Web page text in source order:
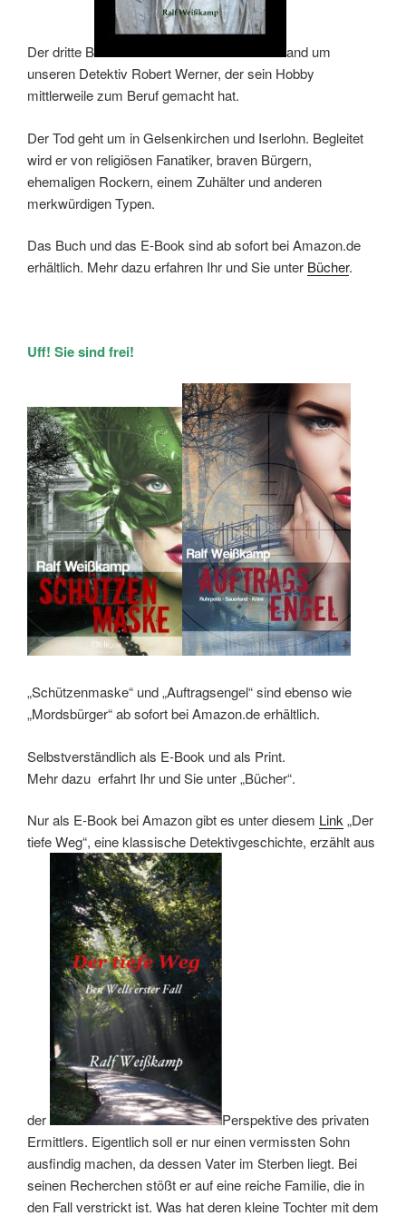
Der dritte B
and um
unseren Detektiv Robert Werner, der sein Hobby
mittlerweile zum Beruf gemacht hat.
Der Tod geht um in Gelsenkirchen und Iserlohn. Begleitet
wird er von religiösen Fanatiker, braven Bürgern,
ehemaligen Rockern, einem Zuhälter und anderen
merkwürdigen Typen.
Das Buch und das E-Book sind ab sofort bei Amazon.de
erhältlich. Mehr dazu erfahren Ihr und Sie unter Bücher.
Uff! Sie sind frei!
„Schützenmaske“ und „Auftragsengel“ sind ebenso wie
„Mordsbürger“ ab sofort bei Amazon.de erhältlich.
Selbstverständlich als E-Book und als Print.
Mehr dazu erfahrt Ihr und Sie unter „Bücher“.
Nur als E-Book bei Amazon gibt es unter diesem Link„Der
tiefe Weg“, eine klassische Detektivgeschichte, erzählt aus
der
Perspektive des privaten
Ermittlers. Eigentlich soll er nur einen vermissten Sohn
ausfindig machen, da dessen Vater im Sterben liegt. Bei
seinen Recherchen stößt er auf eine reiche Familie, die in
den Fall verstrickt ist. Was hat deren kleine Tochter mit dem